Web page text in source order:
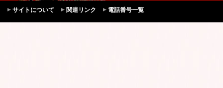
サイトについて 関連リンク 電話番号一覧